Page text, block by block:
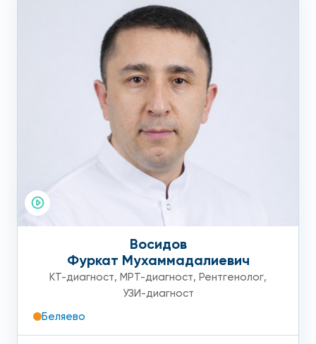
Восидов
Фуркат Мухаммадалиевич
КТ-диагност, МРТ-диагност, Рентгенолог,
УЗИ-диагност
Беляево